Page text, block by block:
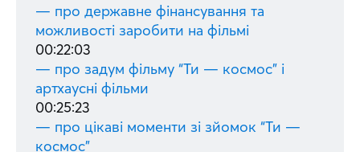
— про державне фінансування та
можливості заробити на фільмі
00:22:03
— про задум фільму “Ти — космос” і
артхаусні фільми
00:25:23
— про цікаві моменти зі зйомок “Ти —
космос”